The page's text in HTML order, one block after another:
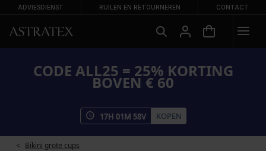
ADVIESDIENST RUILEN EN RETOURNEREN CONTACT
CODE ALL25 = 25% KORTING
BOVEN € 60
17H 01M 57V KOPEN
Bikini grote cups